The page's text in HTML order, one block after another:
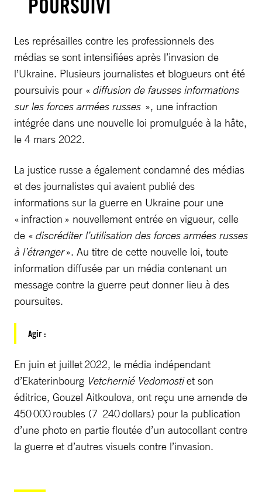
POURSUIVI
Les représailles contre les professionnels des
médias se sont intensifiées après l’invasion de
l’Ukraine. Plusieurs journalistes et blogueurs ont été
poursuivis pour « diffusion de fausses informations
sur les forces armées russes », une infraction
intégrée dans une nouvelle loi promulguée à la hâte,
le 4 mars 2022.
La justice russe a également condamné des médias
et des journalistes qui avaient publié des
informations sur la guerre en Ukraine pour une
« infraction » nouvellement entrée en vigueur, celle
de « discréditer l’utilisation des forces armées russes
à l’étranger». Au titre de cette nouvelle loi, toute
information diffusée par un média contenant un
message contre la guerre peut donner lieu à des
poursuites.
Agir :
En juin et juillet 2022, le média indépendant
d’Ekaterinbourg Vetchernié Vedomostiet son
éditrice, Gouzel Aitkoulova, ont reçu une amende de
450 000 roubles (7 240 dollars) pour la publication
d’une photo en partie floutée d’un autocollant contre
la guerre et d’autres visuels contre l’invasion.